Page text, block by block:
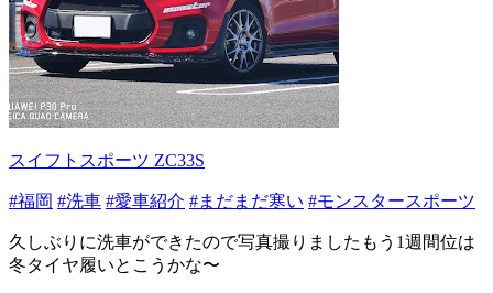
スイフトスポーツ ZC33S
#福岡 #洗車 #愛車紹介 #まだまだ寒い #モンスタースポーツ
久しぶりに洗車ができたので写真撮りましたもう1週間位は
冬タイヤ履いとこうかな〜